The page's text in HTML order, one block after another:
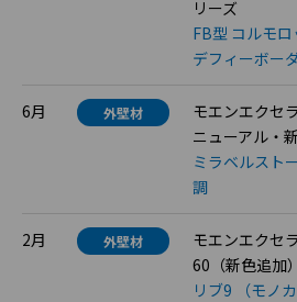
リーズ
FB型 コルモ
デフィーボー
6月 外壁材
モエンエクセ
ニューアル・
ミラベルスト
調
2月 外壁材
モエンエクセ
60（新色追加）
リブ9 （モノカ